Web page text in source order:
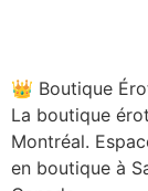
👑 Boutique
La boutique
Montréal.
en boutique à